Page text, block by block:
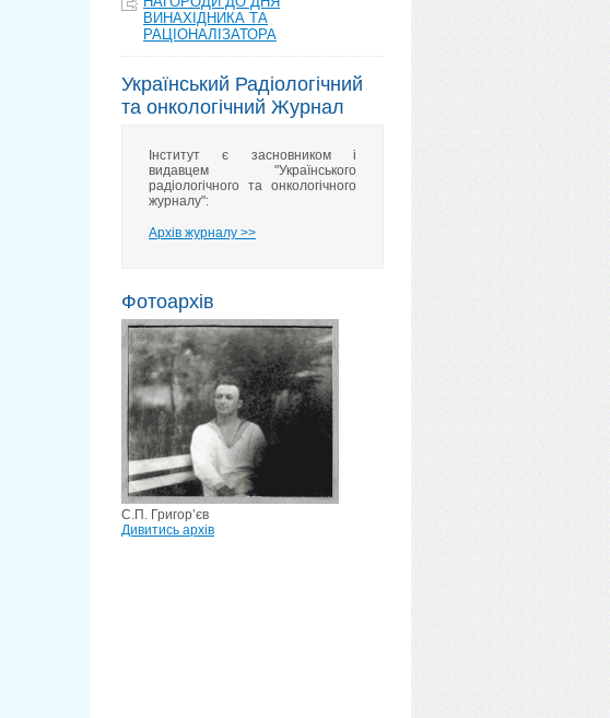
ВИНАХІДНИКА ТА
РАЦІОНАЛІЗАТОРА
Український Радіологічний
та онкологічний Журнал
Інститут є засновником і
видавцем "Українського
радіологічного та онкологічного
журналу":
Архів журналу >>
Фотоархів
С.П. Григор’єв
Дивитись архів